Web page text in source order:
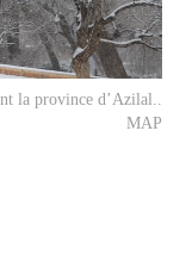
la province d’Azilal..
MAP